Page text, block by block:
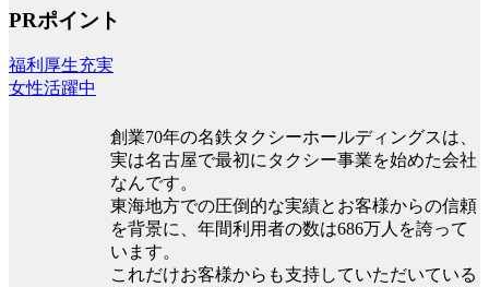
PRポイント
福利厚生充実
女性活躍中
創業70年の名鉄タクシーホールディングスは、
実は名古屋で最初にタクシー事業を始めた会社
なんです。
東海地方での圧倒的な実績とお客様からの信頼
を背景に、年間利用者の数は686万人を誇って
います。
これだけお客様からも支持していただいている